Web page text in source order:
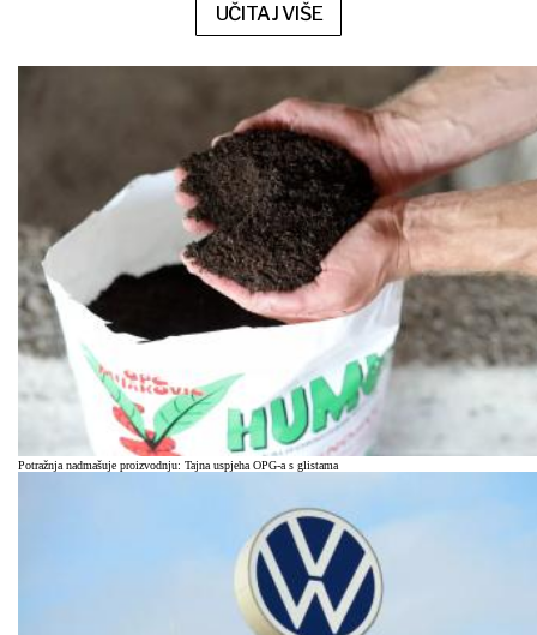
UČITAJ VIŠE
Potražnja nadmašuje proizvodnju: Tajna uspjeha OPG-a s glistama